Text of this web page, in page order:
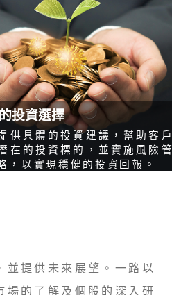
投資選擇
供具體的投資建議，幫助客戶
在的投資標的，並實施風險管
，以實現穩健的投資回報。
並提供未來展望。一路以
場的了解及個股的深入研